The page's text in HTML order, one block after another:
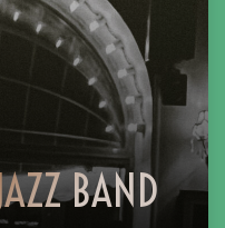
BAND